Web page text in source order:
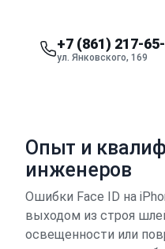
+7 (861) 217-
ул. Янковского, 169
Опыт и
инженеров
Ошибки Face ID на
выходом из строя
освещенности или